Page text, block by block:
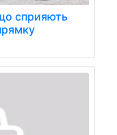
сприяють